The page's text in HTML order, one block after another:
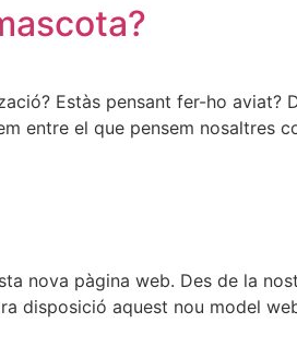
Estàs pensant fer-ho
entre el que pensem nosaltres
nova pàgina web. Des de la
aquest nou model